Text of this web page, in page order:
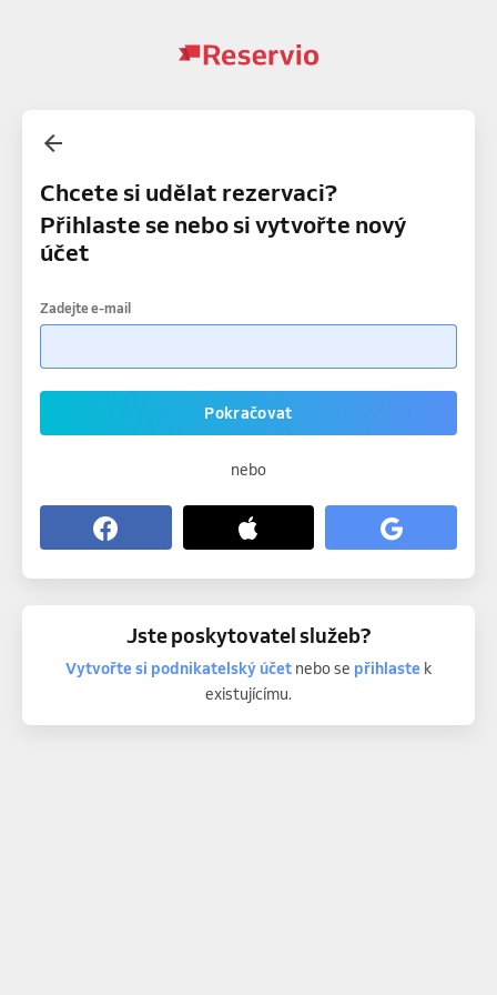
Chcete si udělat rezervaci?
Přihlaste se nebo si vytvořte nový
účet
Zadejte e-mail
Pokračovat
nebo
Jste poskytovatel služeb?
Vytvořte si podnikatelský účetnebo se přihlastek
existujícímu.